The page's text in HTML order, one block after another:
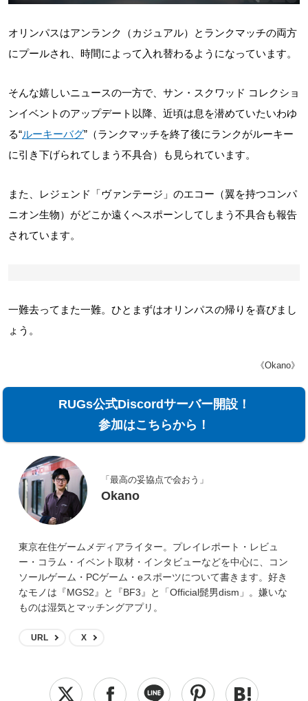
オリンパスはアンランク（カジュアル）とランクマッチの両方
にプールされ、時間によって入れ替わるようになっています。
そんな嬉しいニュースの一方で、サン・スクワッド コレクショ
ンイベントのアップデート以降、近頃は息を潜めていたいわゆ
る“ルーキーバグ”（ランクマッチを終了後にランクがルーキー
に引き下げられてしまう不具合）も見られています。
また、レジェンド「ヴァンテージ」のエコー（翼を持つコンパ
ニオン生物）がどこか遠くへスポーンしてしまう不具合も報告
されています。
一難去ってまた一難。ひとまずはオリンパスの帰りを喜びまし
ょう。
《Okano》
RUGs公式Discordサーバー開設！
参加はこちらから！
「最高の妥協点で会おう」
Okano
東京在住ゲームメディアライター。プレイレポート・レビュ
ー・コラム・イベント取材・インタビューなどを中心に、コン
ソールゲーム・PCゲーム・eスポーツについて書きます。好き
なモノは『MGS2』と『BF3』と「Official髭男dism」。嫌いな
ものは湿気とマッチングアプリ。
URL X